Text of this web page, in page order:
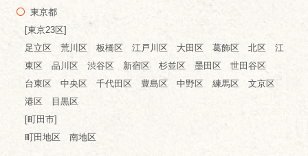
東京都
[東京23区]
足立区 荒川区 板橋区 江戸川区 大田区 葛飾区 北区 江
東区 品川区 渋谷区 新宿区 杉並区 墨田区 世田谷区
台東区 中央区 千代田区 豊島区 中野区 練馬区 文京区
港区 目黒区
[町田市]
町田地区 南地区